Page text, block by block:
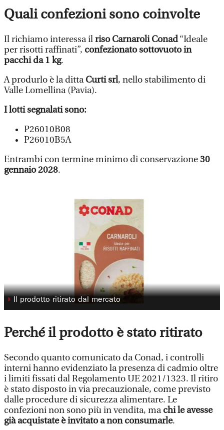
Quali confezioni sono coinvolte
Il richiamo interessa ilriso Carnaroli Conad“Ideale
per risotti raffinati”, confezionato sottovuoto in
pacchi da 1 kg.
A produrlo è la dittaCurti srl, nello stabilimento di
Valle Lomellina (Pavia).
I lotti segnalati sono:
P26010B08
P26010B5A
Entrambi con termine minimo di conservazione30
gennaio 2028.
◗ Il prodotto ritirato dal mercato
Perché il prodotto è stato ritirato
Secondo quanto comunicato da Conad, i controlli
interni hanno evidenziato la presenza di cadmio oltre
i limiti fissati dal Regolamento UE 2021/1323. Il ritiro
è stato disposto in via precauzionale, come previsto
dalle procedure di sicurezza alimentare. Le
confezioni non sono più in vendita, machi le avesse
già acquistate è invitato a non consumarle.